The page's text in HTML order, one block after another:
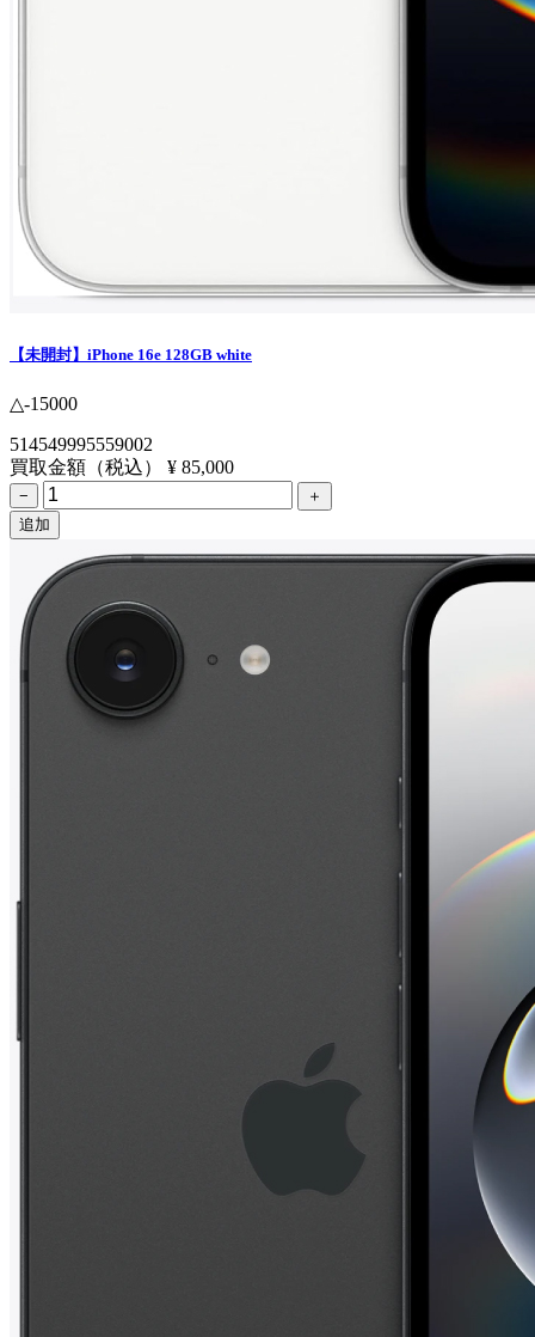
【未開封】iPhone 16e 128GB white
△-15000
514549995559002
買取金額（税込）
¥ 85,000
−
＋
追加